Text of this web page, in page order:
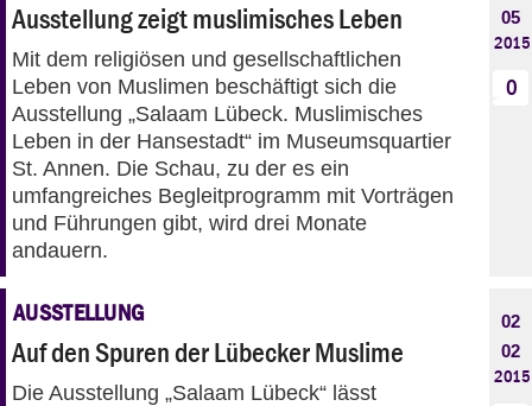
Ausstellung zeigt muslimisches Leben
Mit dem religiösen und gesellschaftlichen
Leben von Muslimen beschäftigt sich die
Ausstellung „Salaam Lübeck. Muslimisches
Leben in der Hansestadt“ im Museumsquartier
St. Annen. Die Schau, zu der es ein
umfangreiches Begleitprogramm mit Vorträgen
und Führungen gibt, wird drei Monate
andauern.
05
2015
0
AUSSTELLUNG
Auf den Spuren der Lübecker Muslime
Die Ausstellung „Salaam Lübeck“ lässt
02
02
2015